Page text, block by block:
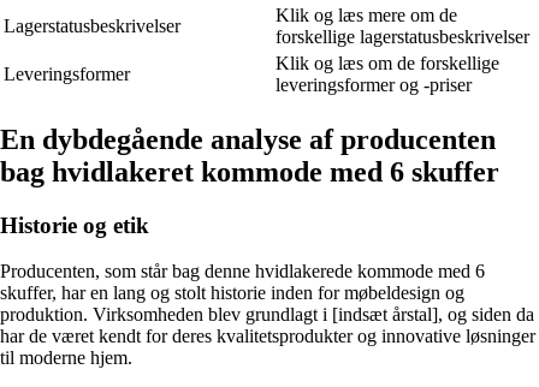
Lagerstatusbeskrivelser
Klik og læs mere om de
forskellige lagerstatusbeskrivelser
Leveringsformer
Klik og læs om de forskellige
leveringsformer og -priser
En dybdegående analyse af producenten
bag hvidlakeret kommode med 6 skuffer
Historie og etik
Producenten, som står bag denne hvidlakerede kommode med 6
skuffer, har en lang og stolt historie inden for møbeldesign og
produktion. Virksomheden blev grundlagt i [indsæt årstal], og siden da
har de været kendt for deres kvalitetsprodukter og innovative løsninger
til moderne hjem.